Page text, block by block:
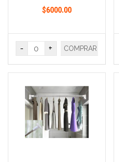
$6000.00
- + COMPRAR